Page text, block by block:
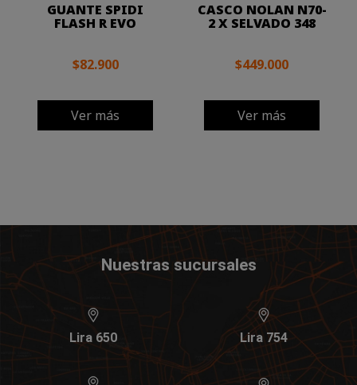
GUANTE SPIDI
FLASH R EVO
$82.900
Ver más
CASCO NOLAN N70-
2 X SELVADO 348
$449.000
Ver más
Nuestras sucursales
Lira 650 Lira 754